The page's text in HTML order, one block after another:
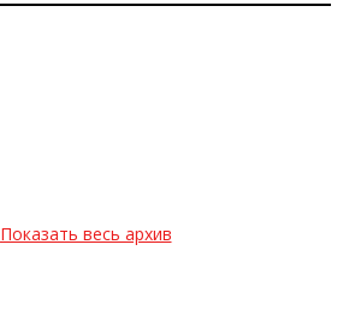
Показать весь архив